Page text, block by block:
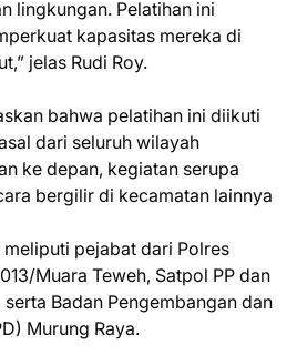
lingkungan. Pelatihan ini
kapasitas mereka di
jelas Rudi Roy.
bahwa pelatihan ini diikuti
dari seluruh wilayah
ke depan, kegiatan serupa
bergilir di kecamatan lainnya
pejabat dari Polres
Muara Teweh, Satpol PP dan
Badan Pengembangan dan
Murung Raya.